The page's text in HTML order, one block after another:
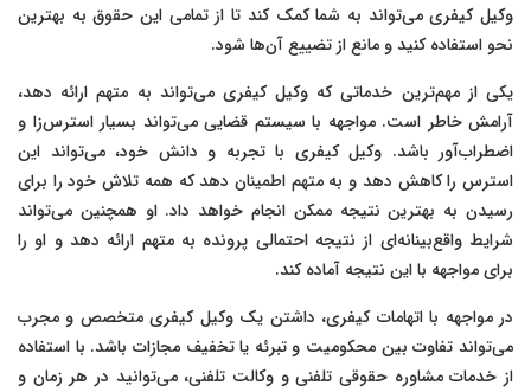
وکیل کیفری می‌تواند به شما کمک کند تا از تمامی این حقوق به بهترین
نحو استفاده کنید و مانع از تضییع آن‌ها شود.
یکی از مهم‌ترین خدماتی که وکیل کیفری می‌تواند به متهم ارائه دهد،
آرامش خاطر است. مواجهه با سیستم قضایی می‌تواند بسیار استرس‌زا و
اضطراب‌آور باشد. وکیل کیفری با تجربه و دانش خود، می‌تواند این
استرس را کاهش دهد و به متهم اطمینان دهد که همه تلاش خود را برای
رسیدن به بهترین نتیجه ممکن انجام خواهد داد. او همچنین می‌تواند
شرایط واقع‌بینانه‌ای از نتیجه احتمالی پرونده به متهم ارائه دهد و او را
برای مواجهه با این نتیجه آماده کند.
در مواجهه با اتهامات کیفری، داشتن یک وکیل کیفری متخصص و مجرب
می‌تواند تفاوت بین محکومیت و تبرئه یا تخفیف مجازات باشد. با استفاده
از خدمات مشاوره حقوقی تلفنی و وکالت تلفنی، می‌توانید در هر زمان و